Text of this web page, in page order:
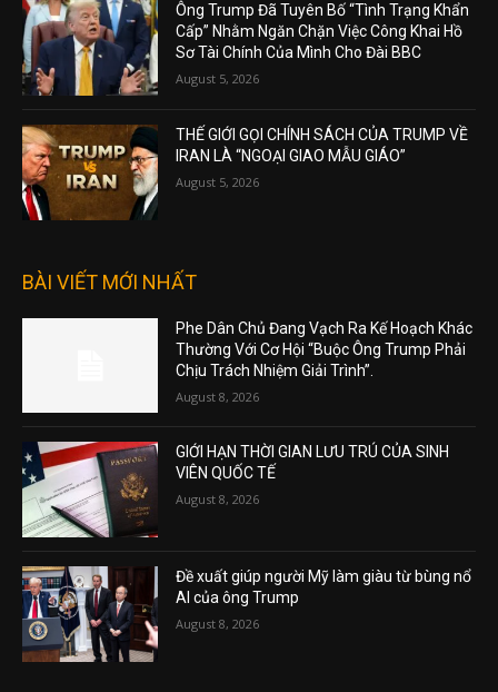
Ông Trump Đã Tuyên Bố “Tình Trạng Khẩn
Cấp” Nhằm Ngăn Chặn Việc Công Khai Hồ
Sơ Tài Chính Của Mình Cho Đài BBC
August 5, 2026
THẾ GIỚI GỌI CHÍNH SÁCH CỦA TRUMP VỀ
IRAN LÀ “NGOẠI GIAO MẪU GIÁO”
August 5, 2026
BÀI VIẾT MỚI NHẤT
Phe Dân Chủ Đang Vạch Ra Kế Hoạch Khác
Thường Với Cơ Hội “Buộc Ông Trump Phải
Chịu Trách Nhiệm Giải Trình”.
August 8, 2026
GIỚI HẠN THỜI GIAN LƯU TRÚ CỦA SINH
VIÊN QUỐC TẾ
August 8, 2026
Đề xuất giúp người Mỹ làm giàu từ bùng nổ
AI của ông Trump
August 8, 2026